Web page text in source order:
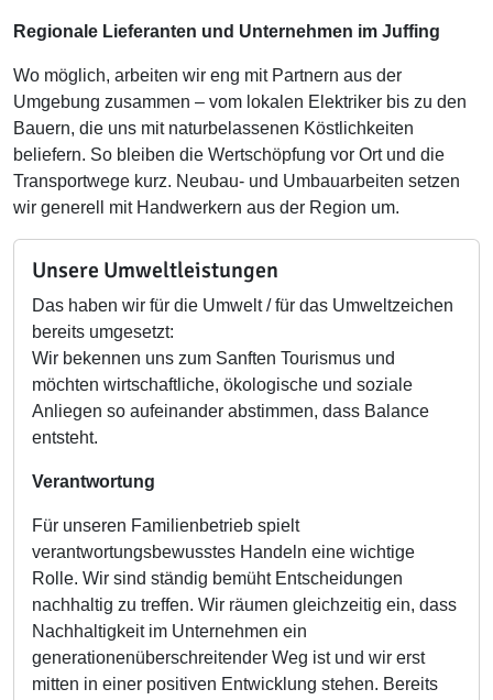
Regionale Lieferanten und Unternehmen im Juffing
Wo möglich, arbeiten wir eng mit Partnern aus der
Umgebung zusammen – vom lokalen Elektriker bis zu den
Bauern, die uns mit naturbelassenen Köstlichkeiten
beliefern. So bleiben die Wertschöpfung vor Ort und die
Transportwege kurz. Neubau- und Umbauarbeiten setzen
wir generell mit Handwerkern aus der Region um.
Unsere Umweltleistungen
Das haben wir für die Umwelt / für das Umweltzeichen
bereits umgesetzt:
Wir bekennen uns zum Sanften Tourismus und
möchten wirtschaftliche, ökologische und soziale
Anliegen so aufeinander abstimmen, dass Balance
entsteht.
Verantwortung
Für unseren Familienbetrieb spielt
verantwortungsbewusstes Handeln eine wichtige
Rolle. Wir sind ständig bemüht Entscheidungen
nachhaltig zu treffen. Wir räumen gleichzeitig ein, dass
Nachhaltigkeit im Unternehmen ein
generationenüberschreitender Weg ist und wir erst
mitten in einer positiven Entwicklung stehen. Bereits